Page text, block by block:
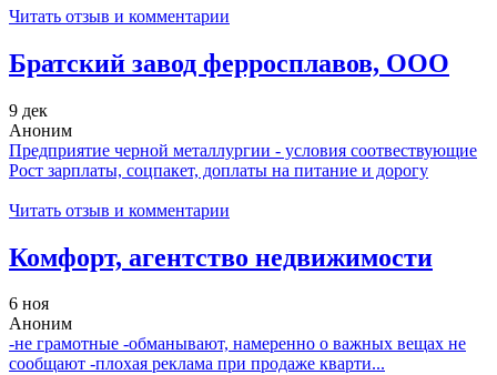
Читать отзыв и комментарии
Братский завод ферросплавов, ООО
9 дек
Аноним
Предприятие черной металлургии - условия соотвествующие
Рост зарплаты, соцпакет, доплаты на питание и дорогу
Читать отзыв и комментарии
Комфорт, агентство недвижимости
6 ноя
Аноним
-не грамотные -обманывают, намеренно о важных вещах не
сообщают -плохая реклама при продаже кварти...